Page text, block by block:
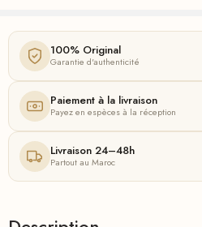
100% Original
Garantie d'authenticité
Paiement à la livraison
Payez en espèces à la réception
Livraison 24–48h
Partout au Maroc